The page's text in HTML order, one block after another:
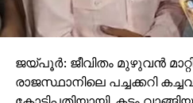
ജയ്പൂര്‍: ജീവിതം മുഴുവന്‍
രാജസ്ഥാനിലെ പച്ചക്കറി